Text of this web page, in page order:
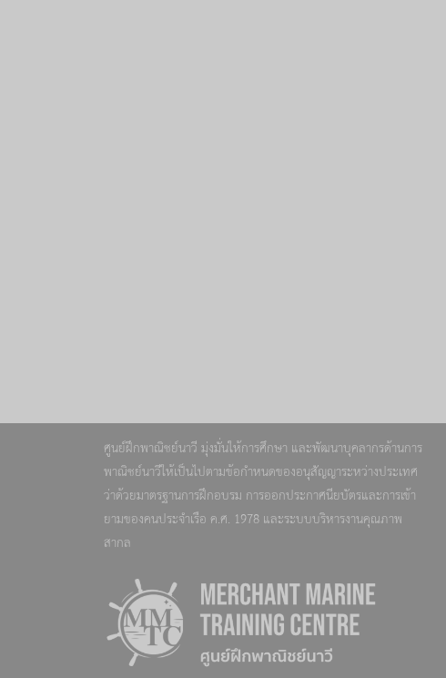
ศูนย์ฝึกพาณิชย์นาวี มุ่งมั่นให้การศึกษา และพัฒนาบุคลากรด้านการ
พาณิชย์นาวีให้เป็นไปตามข้อกำหนดของอนุสัญญาระหว่างประเทศ
ว่าด้วยมาตรฐานการฝึกอบรม การออกประกาศนียบัตรและการเข้า
ยามของคนประจำเรือ ค.ศ. 1978 และระบบบริหารงานคุณภาพ
สากล